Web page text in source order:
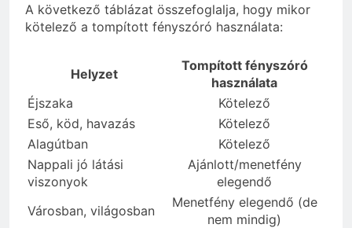
A következő táblázat összefoglalja, hogy mikor
kötelező a tompított fényszóró használata:
Helyzet
Tompított fényszóró
használata
Éjszaka
Kötelező
Eső, köd, havazás
Kötelező
Alagútban
Kötelező
Nappali jó látási
viszonyok
Ajánlott/menetfény
elegendő
Városban, világosban
Menetfény elegendő (de
nem mindig)